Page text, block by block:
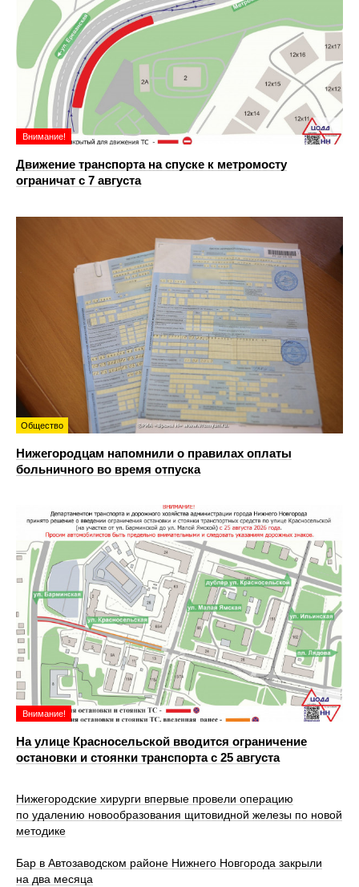
Внимание!
Движение транспорта на спуске к метромосту
ограничат с 7 августа
Общество
Нижегородцам напомнили о правилах оплаты
больничного во время отпуска
Внимание!
На улице Красносельской вводится ограничение
остановки и стоянки транспорта с 25 августа
Нижегородские хирурги впервые провели операцию
по удалению новообразования щитовидной железы по новой
методике
Бар в Автозаводском районе Нижнего Новгорода закрыли
на два месяца